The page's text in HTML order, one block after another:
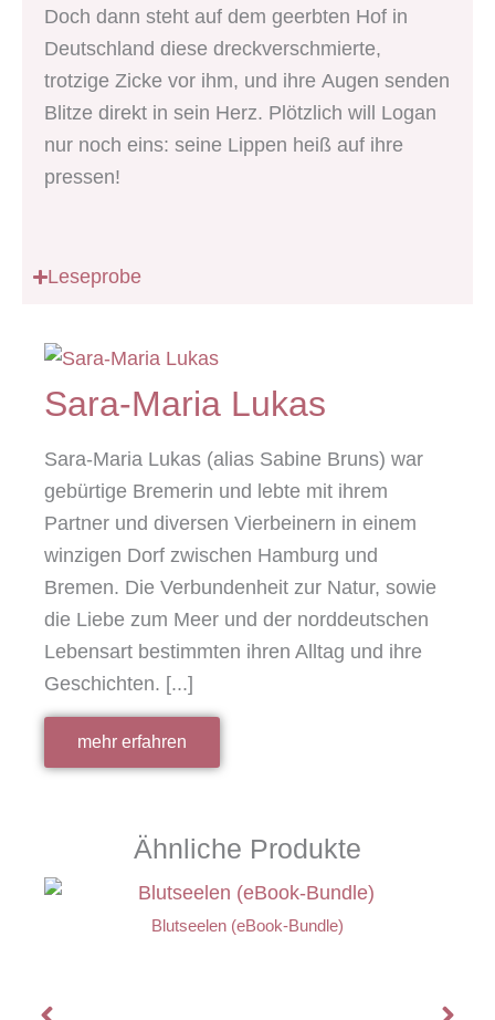
Doch dann steht auf dem geerbten Hof in
Deutschland diese dreckverschmierte,
trotzige Zicke vor ihm, und ihre Augen senden
Blitze direkt in sein Herz. Plötzlich will Logan
nur noch eins: seine Lippen heiß auf ihre
pressen!
Leseprobe
Sara-Maria Lukas
Sara-Maria Lukas (alias Sabine Bruns) war
gebürtige Bremerin und lebte mit ihrem
Partner und diversen Vierbeinern in einem
winzigen Dorf zwischen Hamburg und
Bremen. Die Verbundenheit zur Natur, sowie
die Liebe zum Meer und der norddeutschen
Lebensart bestimmten ihren Alltag und ihre
Geschichten. [...]
mehr erfahren
Ähnliche Produkte
Blutseelen (eBook-Bundle)